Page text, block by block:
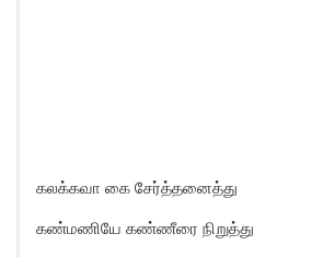
கலக்கவா கை சேர்த்தனைத்து
கண்மணியே கண்ணீரை நிறுத்து